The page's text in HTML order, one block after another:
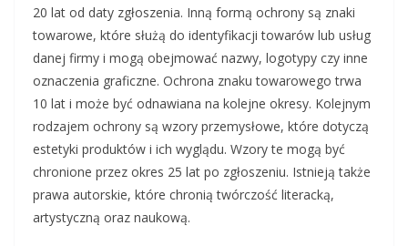
20 lat od daty zgłoszenia. Inną formą ochrony są znaki
towarowe, które służą do identyfikacji towarów lub usług
danej firmy i mogą obejmować nazwy, logotypy czy inne
oznaczenia graficzne. Ochrona znaku towarowego trwa
10 lat i może być odnawiana na kolejne okresy. Kolejnym
rodzajem ochrony są wzory przemysłowe, które dotyczą
estetyki produktów i ich wyglądu. Wzory te mogą być
chronione przez okres 25 lat po zgłoszeniu. Istnieją także
prawa autorskie, które chronią twórczość literacką,
artystyczną oraz naukową.